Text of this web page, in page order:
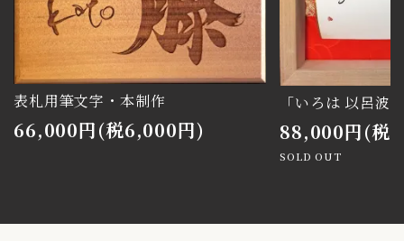
表札用筆文字・本制作
66,000円(税6,000円)
「いろは 以呂
88,000円(税
SOLD OUT